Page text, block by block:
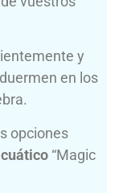
y
en los
opciones
“Magic